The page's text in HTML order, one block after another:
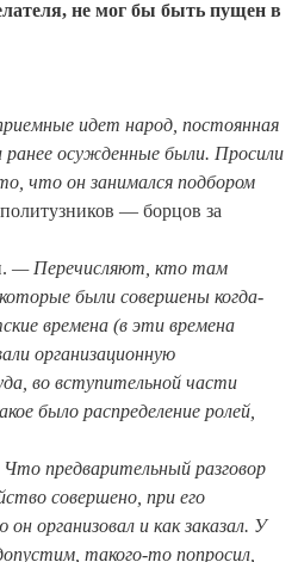
не мог бы быть пущен в
идет народ, постоянная
осужденные были. Просили
что он занимался подбором
— борцов за
— Перечисляют, кто там
были совершены когда-
времена (в эти времена
организационную
во вступительной части
было распределение ролей,
предварительный разговор
совершено, при его
организовал и как заказал. У
такого-то попросил,